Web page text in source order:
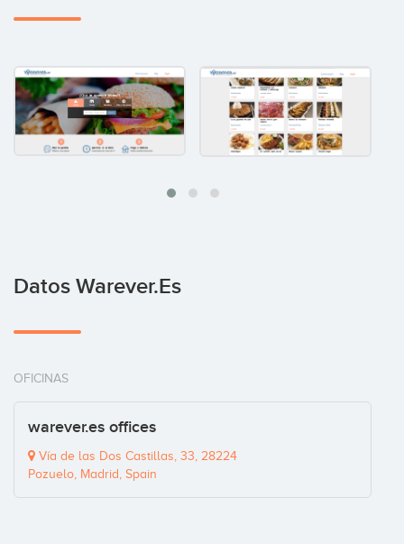
Datos Warever.es
OFICINAS
warever.es offices
Vía de las Dos Castillas, 33, 28224
Pozuelo, Madrid, Spain